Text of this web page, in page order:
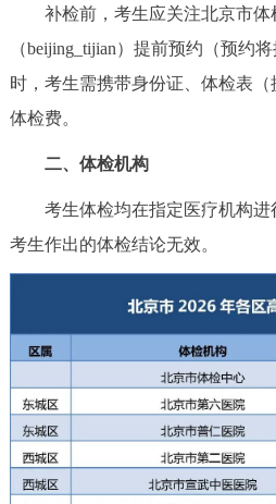
走进北京
北京概况 十六区概
多语种
ENGLISH
ESPAÑOL العربية
ITALIANO
补检前，考生应关注北京市体
（beijing_tijian）提前预约（预约
时，考生需携带身份证、体检表（
体检费。
二、体检机构
考生体检均在指定医疗机构进
考生作出的体检结论无效。